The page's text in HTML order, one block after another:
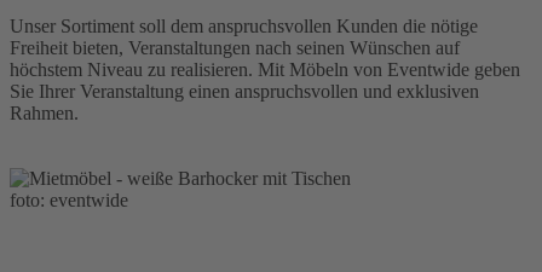
Unser Sortiment soll dem anspruchsvollen Kunden die nötige
Freiheit bieten, Veranstaltungen nach seinen Wünschen auf
höchstem Niveau zu realisieren. Mit Möbeln von Eventwide geben
Sie Ihrer Veranstaltung einen anspruchsvollen und exklusiven
Rahmen.
foto: eventwide